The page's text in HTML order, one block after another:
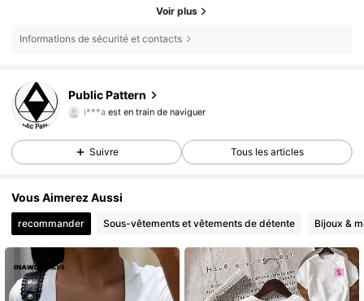
Voir plus
Informations de sécurité et contacts
Public Pattern
4,90
94 Suiveurs
i***aest en train de naviguer
4,90 94 Suiveurs
Suivre Tous les articles
Vous Aimerez Aussi
recommander Sous-vêtements et vêtements de détente Bijoux &